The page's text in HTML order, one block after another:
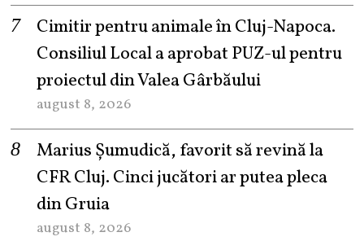
Cimitir pentru animale în Cluj-Napoca.
Consiliul Local a aprobat PUZ-ul pentru
proiectul din Valea Gârbăului
august 8, 2026
Marius Șumudică, favorit să revină la
CFR Cluj. Cinci jucători ar putea pleca
din Gruia
august 8, 2026